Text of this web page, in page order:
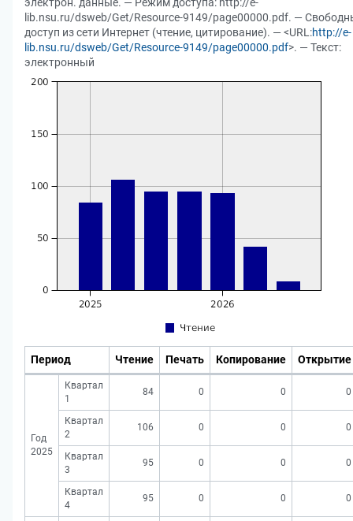
lib.nsu.ru/dsweb/Get/Resource-9149/page00000.pdf. —
доступ из сети Интернет (чтение, цитирование). — <URL:http://e-
lib.nsu.ru/dsweb/Get/Resource-9149/page00000.pdf>. — Текст:
электронный
Период Чтение Печать Копирование Открытие
Год
2025
Квартал
1
84 0 0 0
Квартал
2
106 0 0 0
Квартал
3
95 0 0 0
Квартал
4
95 0 0 0